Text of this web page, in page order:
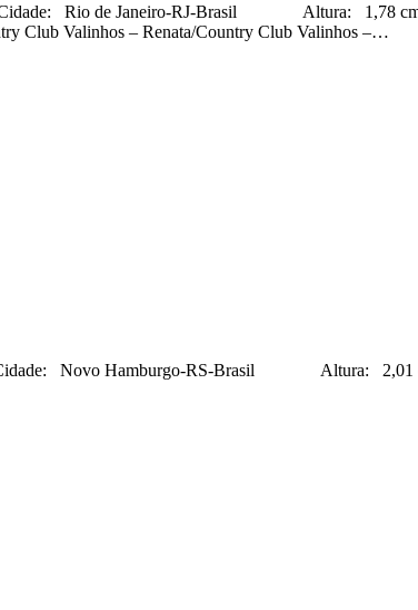
Janeiro-RJ-Brasil Altura: 1,78 cm Peso:
Club Valinhos – Renata/Country Club Valinhos –…
RS-Brasil Altura: 2,01 cm